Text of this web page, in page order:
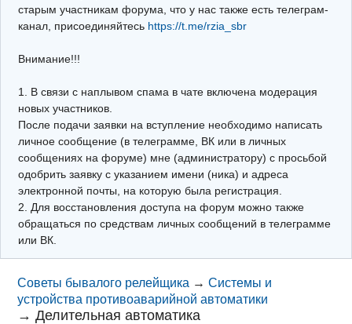
Архив
Почта
Поиск релейщика
Видео РЗиА
Фотохостинг
Телеграм
старым участникам форума, что у нас также есть телеграм-
канал, присоединяйтесь https://t.me/rzia_sbr
Внимание!!!
1. В связи с наплывом спама в чате включена модерация
новых участников.
После подачи заявки на вступление необходимо написать
личное сообщение (в телеграмме, ВК или в личных
сообщениях на форуме) мне (администратору) с просьбой
одобрить заявку с указанием имени (ника) и адреса
электронной почты, на которую была регистрация.
2. Для восстановления доступа на форум можно также
обращаться по средствам личных сообщений в телеграмме
или ВК.
Советы бывалого релейщика →Системы и
устройства противоаварийной автоматики
→Делительная автоматика